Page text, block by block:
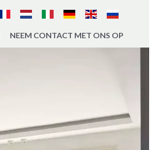
NEEM CONTACT MET ONS OP